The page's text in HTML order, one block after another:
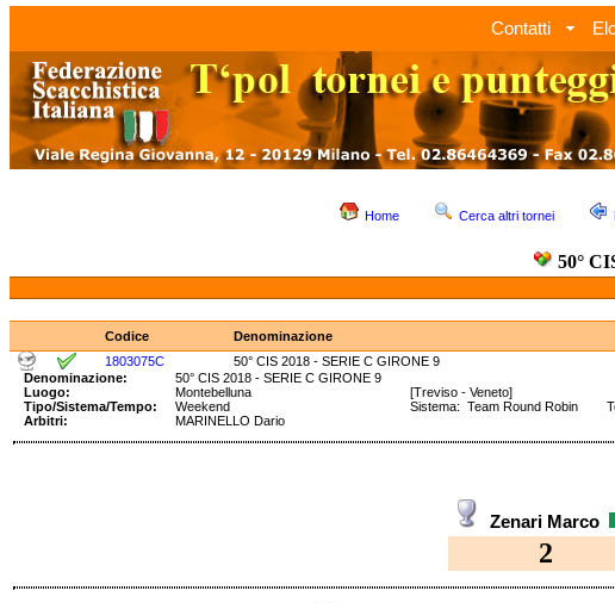
Contatti
Home Cerca altri tornei
50°
Codice Denominazione
1803075C
50° CIS 2018 - SERIE C GIRONE 9
Denominazione:
50° CIS 2018 - SERIE C GIRONE 9
Luogo:
Montebelluna
[Treviso - Veneto]
Tipo/Sistema/Tempo:
Weekend
Sistema: Team Round Robin
Arbitri:
MARINELLO Dario
Zenari Marco
2